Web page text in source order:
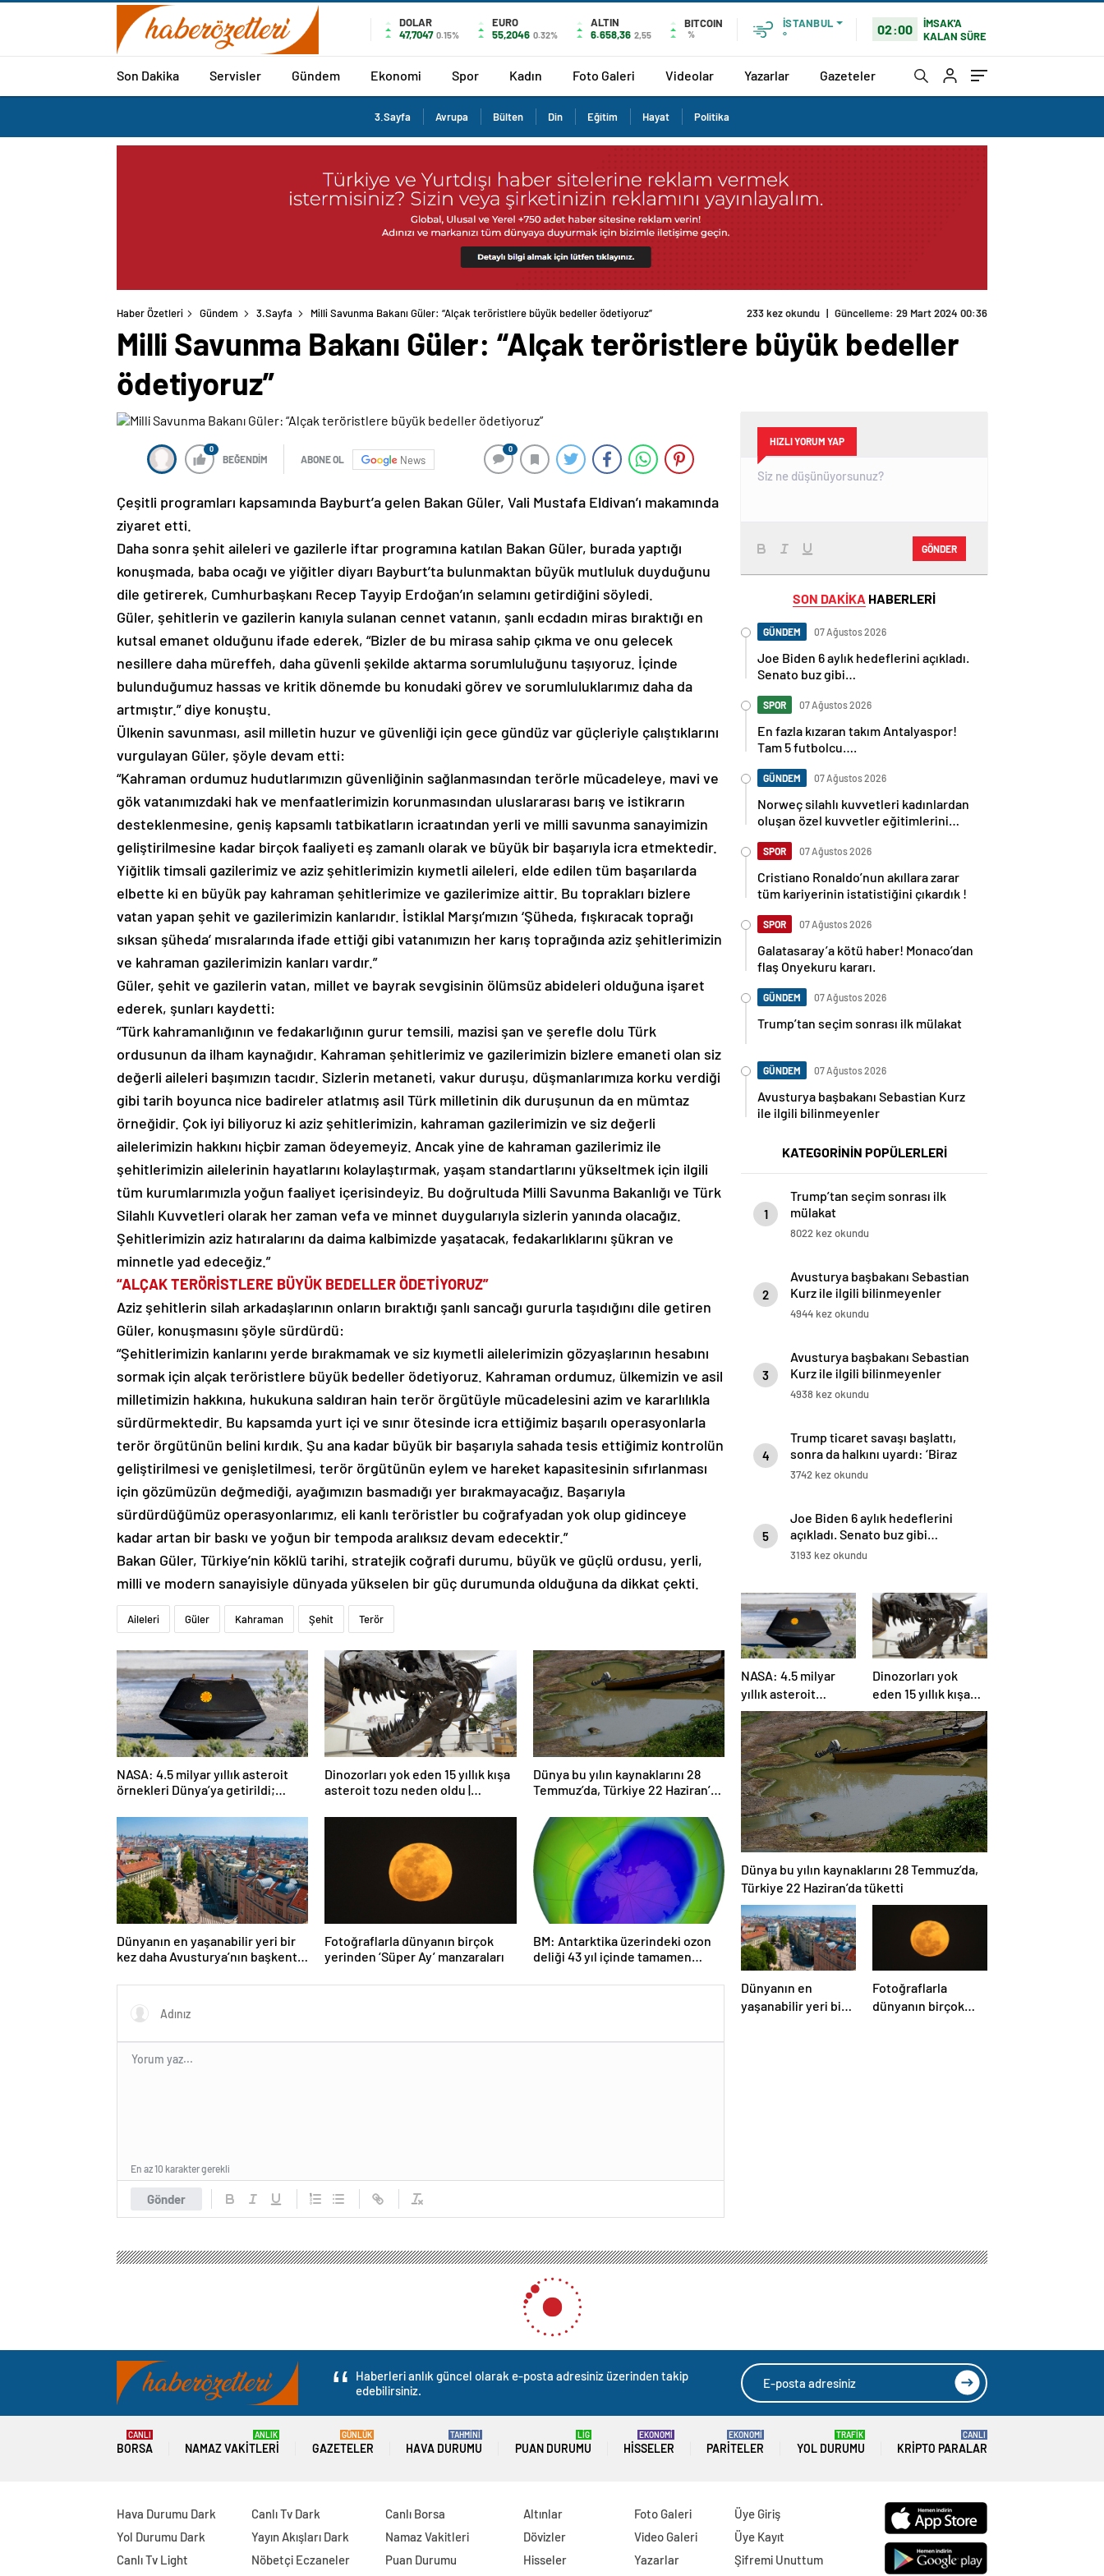
DOLAR
47,7047 0.15%
EURO
55,2046 0.32%
ALTIN
6.658,36 2,55
BITCOIN
%
İSTANBUL
°
02:00
İMSAK'A
KALAN SÜRE
Son Dakika Servisler Gündem Ekonomi Spor Kadın Foto Galeri Videolar Yazarlar Gazeteler
3.Sayfa Avrupa Bülten Din Eğitim Hayat Politika
Haber Özetleri Gündem 3.Sayfa Milli Savunma Bakanı Güler: “Alçak teröristlere büyük bedeller ödetiyoruz” 233 kez okundu | Güncelleme: 29 Mart 2024 00:36
Milli Savunma Bakanı Güler: “Alçak teröristlere büyük bedeller
ödetiyoruz”
0
BEĞENDİM ABONE OL News
0
Çeşitli programları kapsamında Bayburt’a gelen Bakan Güler, Vali Mustafa Eldivan’ı makamında
ziyaret etti.
Daha sonra şehit aileleri ve gazilerle iftar programına katılan Bakan Güler, burada yaptığı
konuşmada, baba ocağı ve yiğitler diyarı Bayburt’ta bulunmaktan büyük mutluluk duyduğunu
dile getirerek, Cumhurbaşkanı Recep Tayyip Erdoğan’ın selamını getirdiğini söyledi.
Güler, şehitlerin ve gazilerin kanıyla sulanan cennet vatanın, şanlı ecdadın miras bıraktığı en
kutsal emanet olduğunu ifade ederek, “Bizler de bu mirasa sahip çıkma ve onu gelecek
nesillere daha müreffeh, daha güvenli şekilde aktarma sorumluluğunu taşıyoruz. İçinde
bulunduğumuz hassas ve kritik dönemde bu konudaki görev ve sorumluluklarımız daha da
artmıştır.” diye konuştu.
Ülkenin savunması, asil milletin huzur ve güvenliği için gece gündüz var güçleriyle çalıştıklarını
vurgulayan Güler, şöyle devam etti:
“Kahraman ordumuz hudutlarımızın güvenliğinin sağlanmasından terörle mücadeleye, mavi ve
gök vatanımızdaki hak ve menfaatlerimizin korunmasından uluslararası barış ve istikrarın
desteklenmesine, geniş kapsamlı tatbikatların icraatından yerli ve milli savunma sanayimizin
geliştirilmesine kadar birçok faaliyeti eş zamanlı olarak ve büyük bir başarıyla icra etmektedir.
Yiğitlik timsali gazilerimiz ve aziz şehitlerimizin kıymetli aileleri, elde edilen tüm başarılarda
elbette ki en büyük pay kahraman şehitlerimize ve gazilerimize aittir. Bu toprakları bizlere
vatan yapan şehit ve gazilerimizin kanlarıdır. İstiklal Marşı’mızın ‘Şüheda, fışkıracak toprağı
sıksan şüheda’ mısralarında ifade ettiği gibi vatanımızın her karış toprağında aziz şehitlerimizin
ve kahraman gazilerimizin kanları vardır.”
Güler, şehit ve gazilerin vatan, millet ve bayrak sevgisinin ölümsüz abideleri olduğuna işaret
ederek, şunları kaydetti:
“Türk kahramanlığının ve fedakarlığının gurur temsili, mazisi şan ve şerefle dolu Türk
ordusunun da ilham kaynağıdır. Kahraman şehitlerimiz ve gazilerimizin bizlere emaneti olan siz
değerli aileleri başımızın tacıdır. Sizlerin metaneti, vakur duruşu, düşmanlarımıza korku verdiği
gibi tarih boyunca nice badireler atlatmış asil Türk milletinin dik duruşunun da en mümtaz
örneğidir. Çok iyi biliyoruz ki aziz şehitlerimizin, kahraman gazilerimizin ve siz değerli
ailelerimizin hakkını hiçbir zaman ödeyemeyiz. Ancak yine de kahraman gazilerimiz ile
şehitlerimizin ailelerinin hayatlarını kolaylaştırmak, yaşam standartlarını yükseltmek için ilgili
tüm kurumlarımızla yoğun faaliyet içerisindeyiz. Bu doğrultuda Milli Savunma Bakanlığı ve Türk
Silahlı Kuvvetleri olarak her zaman vefa ve minnet duygularıyla sizlerin yanında olacağız.
Şehitlerimizin aziz hatıralarını da daima kalbimizde yaşatacak, fedakarlıklarını şükran ve
minnetle yad edeceğiz.”
“ALÇAK TERÖRİSTLERE BÜYÜK BEDELLER ÖDETİYORUZ”
Aziz şehitlerin silah arkadaşlarının onların bıraktığı şanlı sancağı gururla taşıdığını dile getiren
Güler, konuşmasını şöyle sürdürdü:
“Şehitlerimizin kanlarını yerde bırakmamak ve siz kıymetli ailelerimizin gözyaşlarının hesabını
sormak için alçak teröristlere büyük bedeller ödetiyoruz. Kahraman ordumuz, ülkemizin ve asil
milletimizin hakkına, hukukuna saldıran hain terör örgütüyle mücadelesini azim ve kararlılıkla
sürdürmektedir. Bu kapsamda yurt içi ve sınır ötesinde icra ettiğimiz başarılı operasyonlarla
terör örgütünün belini kırdık. Şu ana kadar büyük bir başarıyla sahada tesis ettiğimiz kontrolün
geliştirilmesi ve genişletilmesi, terör örgütünün eylem ve hareket kapasitesinin sıfırlanması
için gözümüzün değmediği, ayağımızın basmadığı yer bırakmayacağız. Başarıyla
sürdürdüğümüz operasyonlarımız, eli kanlı teröristler bu coğrafyadan yok olup gidinceye
kadar artan bir baskı ve yoğun bir tempoda aralıksız devam edecektir.”
Bakan Güler, Türkiye’nin köklü tarihi, stratejik coğrafi durumu, büyük ve güçlü ordusu, yerli,
milli ve modern sanayisiyle dünyada yükselen bir güç durumunda olduğuna da dikkat çekti.
Aileleri Güler Kahraman Şehit Terör
NASA: 4.5 milyar yıllık asteroit
örnekleri Dünya’ya getirildi;
tutabilir
Dinozorları yok eden 15 yıllık kışa
asteroit tozu neden oldu |
Dünya bu yılın kaynaklarını 28
Temmuz’da, Türkiye 22 Haziran’da
Dünyanın en yaşanabilir yeri bir
kez daha Avusturya’nın başkenti
Fotoğraflarla dünyanın birçok
yerinden ‘Süper Ay’ manzaraları
BM: Antarktika üzerindeki ozon
deliği 43 yıl içinde tamamen
Gönder
En az 10 karakter gerekli
HIZLI YORUM YAP
GÖNDER
SON DAKİKA HABERLERİ
GÜNDEM 07 Ağustos 2026
Joe Biden 6 aylık hedeflerini açıkladı.
Senato buz gibi…
SPOR 07 Ağustos 2026
En fazla kızaran takım Antalyaspor!
Tam 5 futbolcu….
GÜNDEM 07 Ağustos 2026
Norweç silahlı kuvvetleri kadınlardan
oluşan özel kuvvetler eğitimlerini
SPOR 07 Ağustos 2026
Cristiano Ronaldo’nun akıllara zarar
tüm kariyerinin istatistiğini çıkardık !
SPOR 07 Ağustos 2026
Galatasaray’a kötü haber! Monaco’dan
flaş Onyekuru kararı.
GÜNDEM 07 Ağustos 2026
Trump’tan seçim sonrası ilk mülakat
GÜNDEM 07 Ağustos 2026
Avusturya başbakanı Sebastian Kurz
ile ilgili bilinmeyenler
KATEGORİNİN POPÜLERLERİ
1
Trump’tan seçim sonrası ilk
mülakat
8022 kez okundu
2
Avusturya başbakanı Sebastian
Kurz ile ilgili bilinmeyenler
4944 kez okundu
3
Avusturya başbakanı Sebastian
Kurz ile ilgili bilinmeyenler
4938 kez okundu
4
Trump ticaret savaşı başlattı,
sonra da halkını uyardı: ‘Biraz
acı çekebilirsiniz’
3742 kez okundu
5
Joe Biden 6 aylık hedeflerini
açıkladı. Senato buz gibi…
3193 kez okundu
NASA: 4.5 milyar
yıllık asteroit
örnekleri Dünya’ya
getirildi; yaşamın
başlangıcına ışık
tutabilir
Dinozorları yok
eden 15 yıllık kışa
asteroit tozu neden
oldu | Araştırma
Dünya bu yılın kaynaklarını 28 Temmuz’da,
Türkiye 22 Haziran’da tüketti
Dünyanın en
yaşanabilir yeri bir
Fotoğraflarla
dünyanın birçok
Haberleri anlık güncel olarak e-posta adresiniz üzerinden takip
edebilirsiniz.
BORSA
CANLI
NAMAZ VAKITLERI
ANLIK
GAZETELER
GÜNLÜK
HAVA DURUMU
TAHMİNİ
PUAN DURUMU
LİG
HISSELER
EKONOMİ
PARITELER
EKONOMİ
YOL DURUMU
TRAFİK
KRIPTO PARALAR
CANLI
Hava Durumu Dark
Yol Durumu Dark
Canlı Tv Light
Canlı Tv Dark
Yayın Akışları Dark
Nöbetçi Eczaneler
Canlı Borsa
Namaz Vakitleri
Puan Durumu
Altınlar
Dövizler
Hisseler
Foto Galeri
Video Galeri
Yazarlar
Üye Giriş
Üye Kayıt
Şifremi Unuttum